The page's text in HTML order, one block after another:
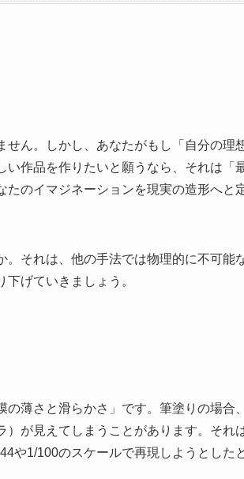
ん。しかし、あなたがもし「自分の理
作品を作りたいと願うなら、それは「
のイマジネーションを現実の造形へと
それは、他の手法では物理的に不可能
げていきましょう。
薄さと滑らかさ」です。筆塗りの場合
が見えてしまうことがあります。それ
や1/100のスケールで再現しようとした